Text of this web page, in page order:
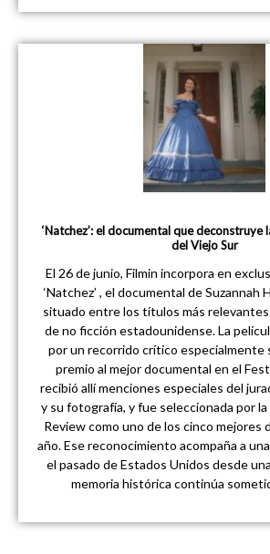
‘Natchez’: el documental que
del Viejo Sur
El 26 de junio, Filmin incorpora en
‘Natchez’ , el documental de Suzannah
situado entre los títulos más
de no ficción estadounidense. La
por un recorrido crítico especialmente
premio al mejor documental en el
recibió allí menciones especiales del
y su fotografía, y fue seleccionada por
Review como uno de los cinco mejores
año. Ese reconocimiento acompaña a
el pasado de Estados Unidos desde
memoria histórica continúa